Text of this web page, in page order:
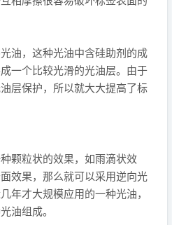
油，这种光油中含硅助剂的成
一个比较光滑的光油层。由于
层保护，所以就大大提高了标
颗粒状的效果，如雨滴状效
效果，那么就可以采用逆向光
年才大规模应用的一种光油，
油组成。